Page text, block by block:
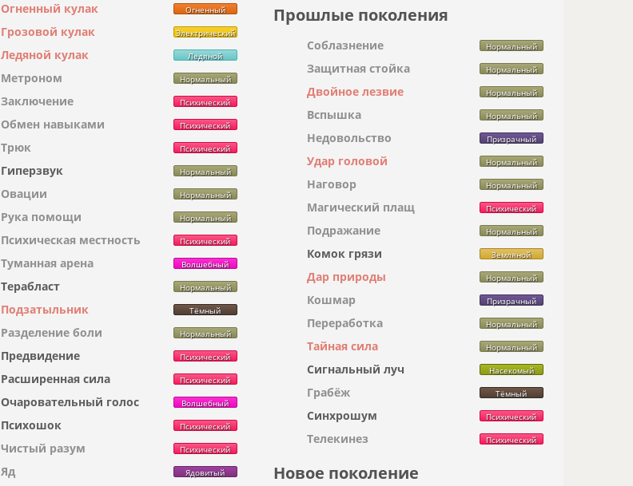
Огненный кулак Огненный
Грозовой кулак Электрический
Ледяной кулак Ледяной
Метроном Нормальный
Заключение Психический
Обмен навыками Психический
Трюк Психический
Гиперзвук Нормальный
Овации Нормальный
Рука помощи Нормальный
Психическая местность Психический
Туманная арена Волшебный
Терабласт Нормальный
Подзатыльник Тёмный
Разделение боли Нормальный
Предвидение Психический
Расширенная сила Психический
Очаровательный голос Волшебный
Психошок Психический
Чистый разум Психический
Яд Ядовитый
Прошлые поколения
Соблазнение Нормальный
Защитная стойка Нормальный
Двойное лезвие Нормальный
Вспышка Нормальный
Недовольство Призрачный
Удар головой Нормальный
Наговор Нормальный
Магический плащ Психический
Подражание Нормальный
Комок грязи Земляной
Дар природы Нормальный
Кошмар Призрачный
Переработка Нормальный
Тайная сила Нормальный
Сигнальный луч Насекомый
Грабёж Тёмный
Синхрошум Психический
Телекинез Психический
Новое поколение